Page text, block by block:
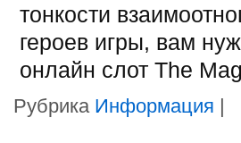
тонкости
героев игры, вам
онлайн слот Thе
Рубрика Информация |